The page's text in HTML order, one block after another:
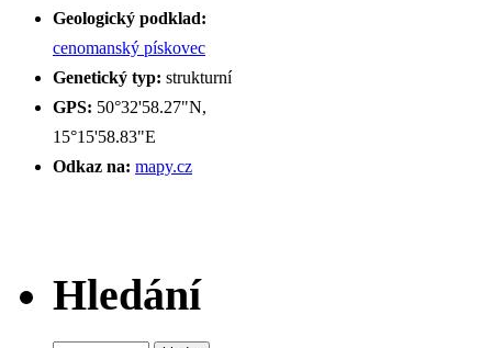
Geologický podklad:
cenomanský pískovec
Genetický typ: strukturní
GPS: 50°32'58.27"N,
15°15'58.83"E
Odkaz na: mapy.cz
Hledání